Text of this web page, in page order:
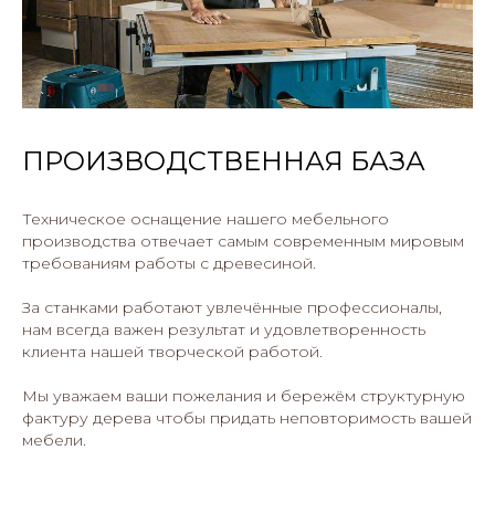
ПРОИЗВОДСТВЕННАЯ БАЗА
Техническое оснащение нашего мебельного
производства отвечает самым современным мировым
требованиям работы с древесиной.
За станками работают увлечённые профессионалы,
нам всегда важен результат и удовлетворенность
клиента нашей творческой работой.
Мы уважаем ваши пожелания и бережём структурную
фактуру дерева чтобы придать неповторимость вашей
мебели.